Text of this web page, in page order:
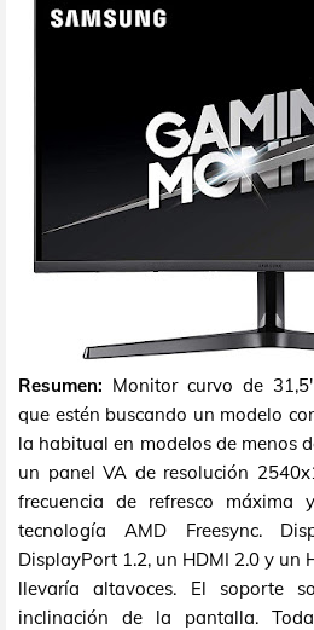
Resumen: Monitor curvo de
que estén buscando un modelo
la habitual en modelos de menos
un panel VA de resolución
frecuencia de refresco máxima
tecnología AMD Freesync.
DisplayPort 1.2, un HDMI 2.0 y un
llevaría altavoces. El soporte
inclinación de la pantalla.